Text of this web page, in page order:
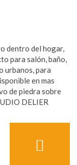
dentro del hogar,
para salón, baño,
urbanos, para
en mas
de piedra sobre
DELIER